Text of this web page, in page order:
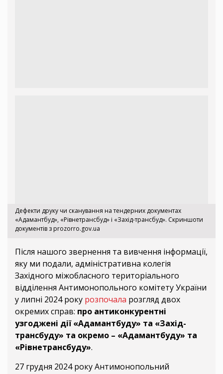
Дефекти друку чи сканування на тендерних документах
«Адамантбуд», «Рівнетрансбуд» і «Захід-трансбуд». Скриншоти
документів з prozorro.gov.ua
Після нашого звернення та вивчення інформації,
яку ми подали, адміністративна колегія
Західного міжобласного територіального
відділення Антимонопольного комітету України
у липні 2024 року розпочала розгляд двох
окремих справ: про антиконкурентні
узгоджені дії «Адамантбуду» та «Захід-
трансбуду» та окремо – «Адамантбуду» та
«Рівнетрансбуду».
27 грудня 2024 року Антимонопольний